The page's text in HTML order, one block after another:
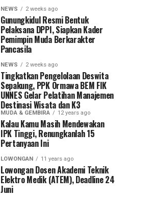
NEWS 2 weeks ago
Gunungkidul Resmi Bentuk
Pelaksana DPPI, Siapkan Kader
Pemimpin Muda Berkarakter
Pancasila
NEWS 2 weeks ago
Tingkatkan Pengelolaan Deswita
Sepakung, PPK Ormawa BEM FIK
UNNES Gelar Pelatihan Manajemen
Destinasi Wisata dan K3
MUDA & GEMBIRA 12 years ago
Kalau Kamu Masih Mendewakan
IPK Tinggi, Renungkanlah 15
Pertanyaan Ini
LOWONGAN 11 years ago
Lowongan Dosen Akademi Teknik
Elektro Medik (ATEM), Deadline 24
Juni